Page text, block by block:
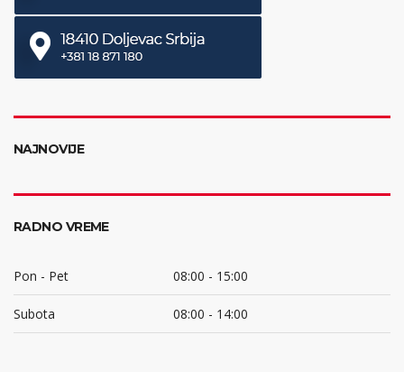
NAJNOVIJE
RADNO VREME
Pon - Pet 08:00 - 15:00
Subota 08:00 - 14:00